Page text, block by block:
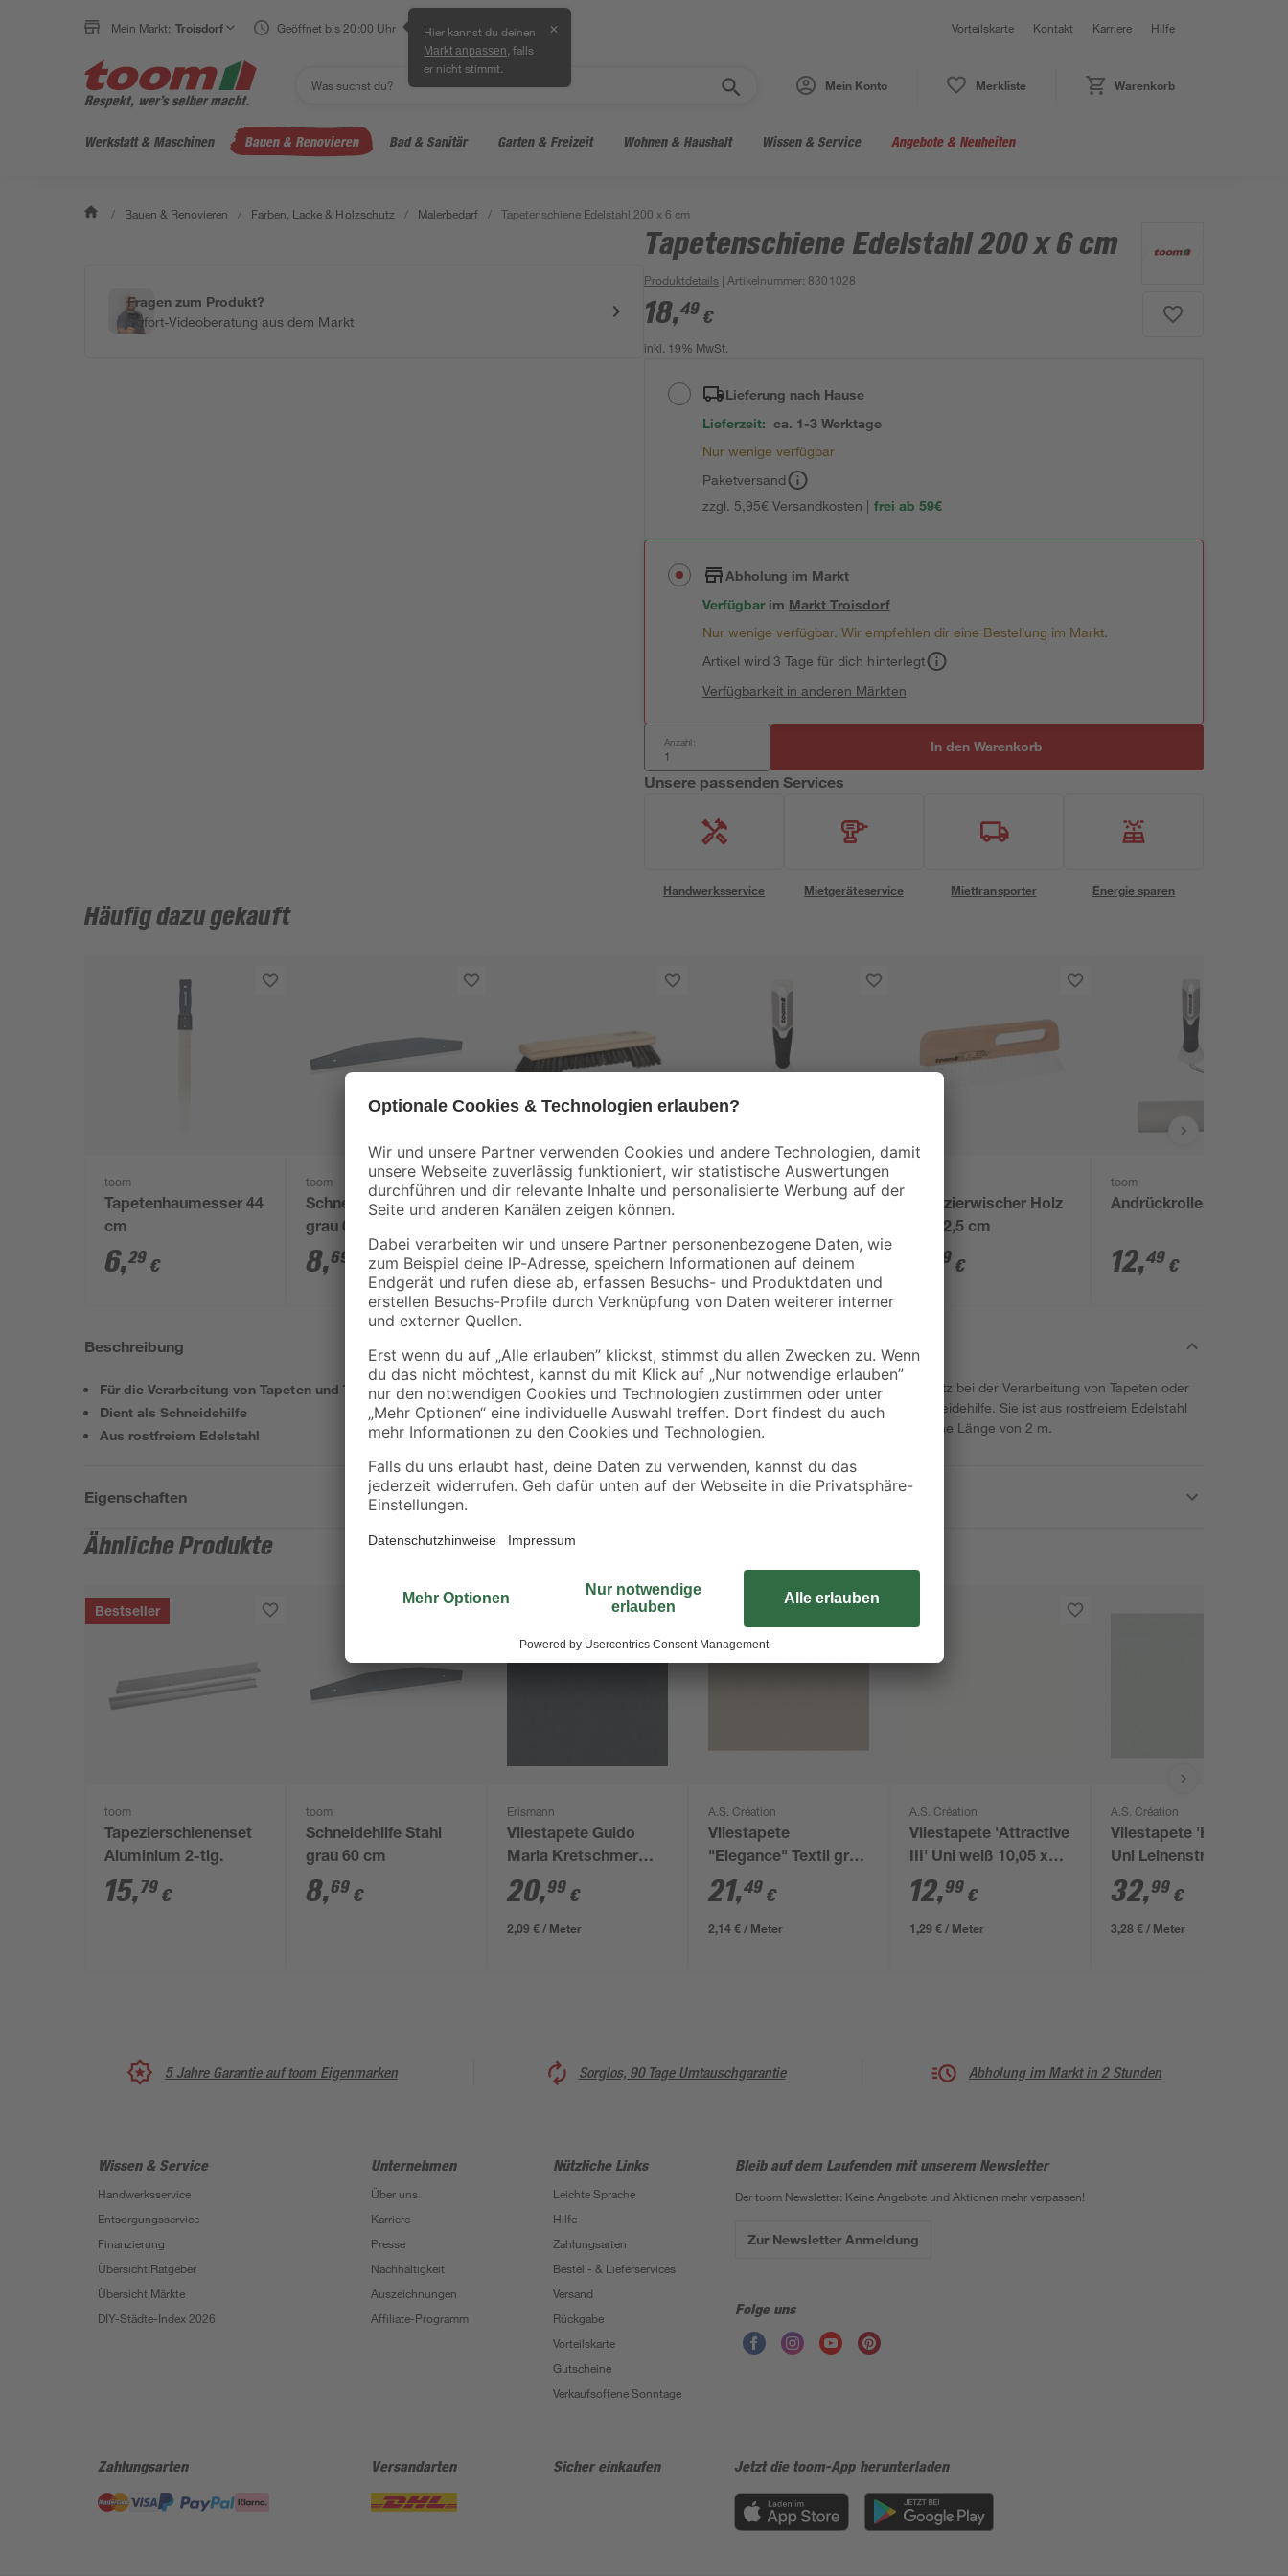
Mein Markt: Troisdorf Geöffnet bis 20:00 Uhr Hier kannst du deinen
Markt anpassen , falls
er nicht stimmt.
✕ Vorteilskarte Kontakt Karriere Hilfe
Mein Konto Merkliste Warenkorb
Werkstatt & Maschinen Bauen & Renovieren Bad & Sanitär Garten & Freizeit Wohnen & Haushalt Wissen & Service Angebote & Neuheiten
/ Bauen & Renovieren / Farben, Lacke & Holzschutz / Malerbedarf / Tapetenschiene Edelstahl 200 x 6 cm
Fragen zum Produkt?
Sofort-Videoberatung aus dem Markt
Tapetenschiene Edelstahl 200 x 6 cm
Produktdetails | Artikelnummer: 8301028
18,49 €
inkl. 19% MwSt.
Lieferung nach Hause
Lieferzeit: ca. 1-3 Werktage
Nur wenige verfügbar
Paketversand
zzgl. 5,95€ Versandkosten | frei ab 59€
Abholung im Markt
Verfügbar im MarktTroisdorf
Nur wenige verfügbar. Wir empfehlen dir eine Bestellung im Markt.
Artikel wird 3 Tage für dich hinterlegt
Verfügbarkeit in anderen Märkten
Anzahl: In den Warenkorb
Unsere passenden Services
Handwerksservice Mietgeräteservice Miettransporter Energie sparen
Häufig dazu gekauft
toom
Tapetenhaumesser 44
cm
6,29 €
toom
Schneidehilfe Stahl
grau 60 cm
8,69
toom
Tapezierbürste
3,79€
toom
4,99 €
Tapezierwischer Holz
30 x 2,5 cm
39 €
toom
Andrückroller 18 cm
12,49 €
Beschreibung
Für die Verarbeitung von Tapeten und Teppichen
Dient als Schneidehilfe
Aus rostfreiem Edelstahl
Diese robuste Tapetenschiene findet ihren Einsatz bei der Verarbeitung von Tapeten oder
Teppichen und fungiert dabei als praktische Scheidehilfe. Sie ist aus rostfreiem Edelstahl
gefertigt. Die Schiene ist 60 mm breit und hat eine Länge von 2 m.
Eigenschaften
Ähnliche Produkte
Bestseller
toom
Tapezierschienenset
Aluminium 2-tlg.
15,79 €
toom
Schneidehilfe Stahl
grau 60 cm
8,69 €
Erismann
Vliestapete Guido
Maria Kretschmer
'10004-15 Fashion for
walls' Uni schwarz
0,53 x 10,05 m
20,99 €
2,09 € / Meter
A.S. Création
Vliestapete
"Elegance" Textil grau
10,05 x 0,53 m
21,49 €
2,14 € / Meter
A.S. Création
Vliestapete 'Attractive
III' Uni weiß 10,05 x
0,53 m
12,99 €
1,29 € / Meter
A.S. Création
Vliestapete 'Hygge 2'
Uni Leinenstruktur
grün 0,53 x 10,05 m
32,99 €
3,28 € / Meter
5 Jahre Garantie auf toom Eigenmarken Sorglos, 90 Tage Umtauschgarantie Abholung im Markt in 2 Stunden
Wissen & Service
Handwerksservice
Entsorgungsservice
Finanzierung
Übersicht Ratgeber
Übersicht Märkte
DIY-Städte-Index 2026
Unternehmen
Über uns
Karriere
Presse
Nachhaltigkeit
Auszeichnungen
Affiliate-Programm
Nützliche Links
Leichte Sprache
Hilfe
Zahlungsarten
Bestell- & Lieferservices
Versand
Rückgabe
Vorteilskarte
Gutscheine
Verkaufsoffene Sonntage
Bleib auf dem Laufenden mit unserem Newsletter
Der toom Newsletter: Keine Angebote und Aktionen mehr verpassen!
Zur Newsletter Anmeldung
Folge uns
Zahlungsarten Versandarten Sicher einkaufen Jetzt die toom-App herunterladen